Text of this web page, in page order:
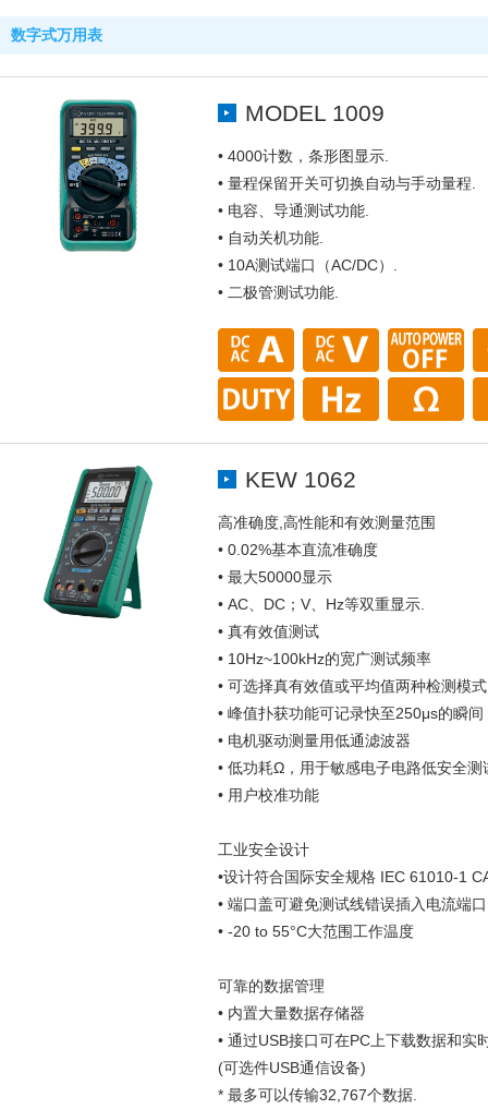
数字式万用表
MODEL 1009
• 4000计数，条形图显示.
• 量程保留开关可切换自动与手动量程.
• 电容、导通测试功能.
• 自动关机功能.
• 10A测试端口（AC/DC）.
• 二极管测试功能.
KEW 1062
高准确度,高性能和有效测量范围
• 0.02%基本直流准确度
• 最大50000显示
• AC、DC；V、Hz等双重显示.
• 真有效值测试
• 10Hz~100kHz的宽广测试频率
• 可选择真有效值或平均值两种检测模式
• 峰值扑获功能可记录快至250μs的瞬间
• 电机驱动测量用低通滤波器
• 低功耗Ω，用于敏感电子电路低安全
• 用户校准功能
工业安全设计
•设计符合国际安全规格 IEC 61010-1
• 端口盖可避免测试线错误插入电流端口
• -20 to 55°C大范围工作温度
可靠的数据管理
• 内置大量数据存储器
• 通过USB接口可在PC上下载数据和实
(可选件USB通信设备)
* 最多可以传输32,767个数据.